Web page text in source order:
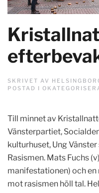
SKRIVET AV
POSTAD I
Till minnet av
Vänsterpartiet,
kulturhuset, Ung
Rasismen. Mats Fuchs
manifestationen) och
mot rasismen höll tal.